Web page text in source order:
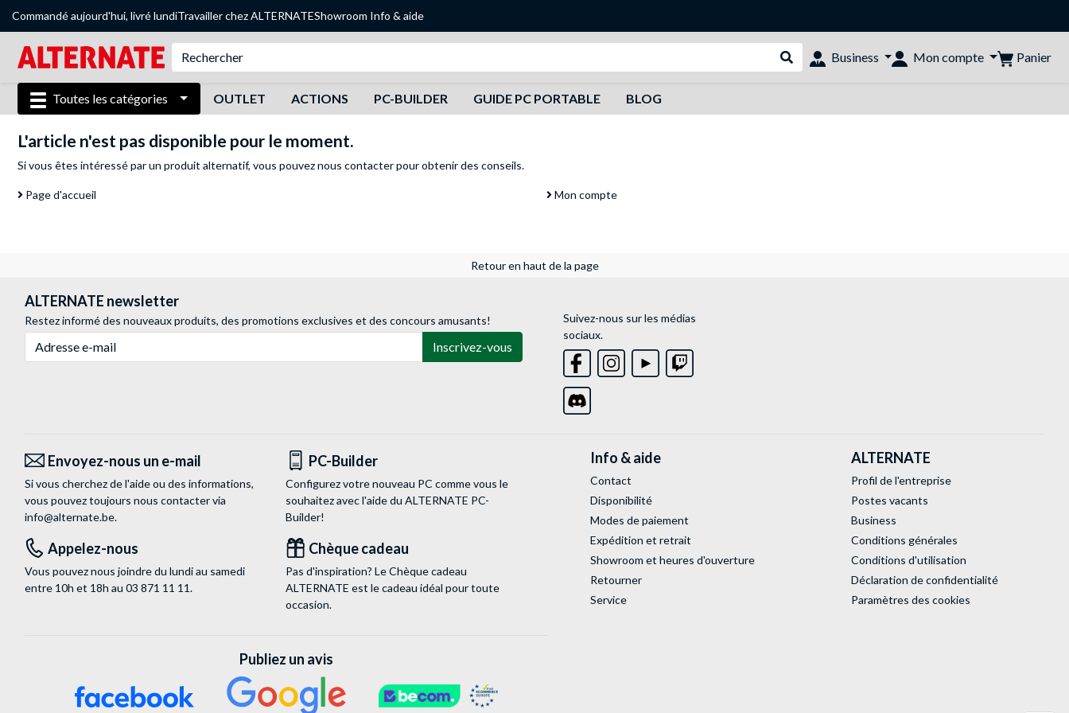
Commandé aujourd'hui, livré lundiTravailler chez ALTERNATEShowroom Info & aide
Rechercher dans le shop
Business Mon compte Panier
Toutes les catégories OUTLET ACTIONS PC-BUILDER GUIDE PC PORTABLE BLOG
L'article n'est pas disponible pour le moment.
Si vous êtes intéressé par un produit alternatif, vous pouveznous contacterpour obtenir des conseils.
Page d'accueil Mon compte
Retour en haut de la page
ALTERNATE newsletter
Restez informé des nouveaux produits, des promotions exclusives et des concours amusants!
Inscrivez-vous
Suivez-nous sur les médias
sociaux.
Envoyez-nous un e-mail
Si vous cherchez de l'aide ou des informations,
vous pouvez toujours nous contacter via
info@alternate.be.
PC-Builder
Configurez votre nouveau PC comme vous le
souhaitez avec l'aide du ALTERNATE PC-
Builder!
Appelez-nous
Vous pouvez nous joindre du lundi au samedi
entre 10h et 18h au 03 871 11 11.
Chèque cadeau
Pas d'inspiration? Le Chèque cadeau
ALTERNATE est le cadeau idéal pour toute
occasion.
Info & aide
Contact
Disponibilité
Modes de paiement
Expédition et retrait
Showroom et heures d'ouverture
Retourner
Service
ALTERNATE
Profil de l'entreprise
Postes vacants
Business
Conditions générales
Conditions d'utilisation
Déclaration de confidentialité
Paramètres des cookies
Publiez un avis